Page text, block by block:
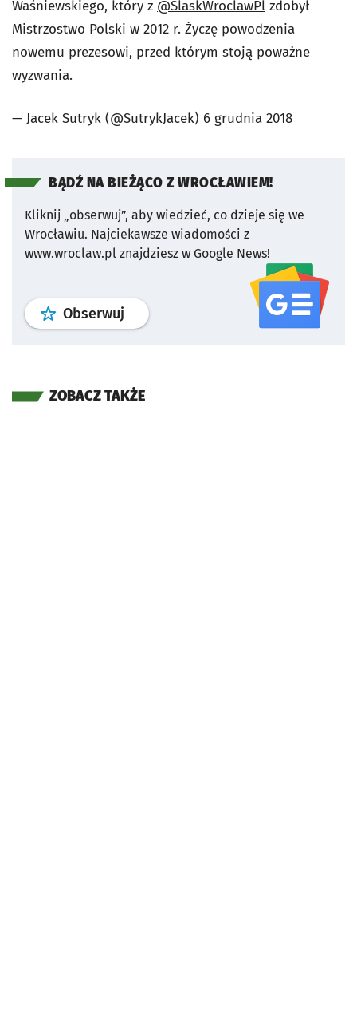
Waśniewskiego, który z @SlaskWroclawPl zdobył
Mistrzostwo Polski w 2012 r. Życzę powodzenia
nowemu prezesowi, przed którym stoją poważne
wyzwania.
— Jacek Sutryk (@SutrykJacek) 6 grudnia 2018
BĄDŹ NA BIEŻĄCO Z WROCŁAWIEM!
Kliknij „obserwuj”, aby wiedzieć, co dzieje się we
Wrocławiu. Najciekawsze wiadomości z
www.wroclaw.pl znajdziesz w Google News!
Obserwuj profil serwisu
ZOBACZ TAKŻE